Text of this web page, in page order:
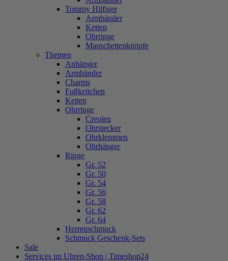
Tommy Hilfiger
Armbänder
Ketten
Ohrringe
Manschettenknöpfe
Themen
Anhänger
Armbänder
Charms
Fußkettchen
Ketten
Ohrringe
Creolen
Ohrstecker
Ohrklemmen
Ohrhänger
Ringe
Gr. 52
Gr. 50
Gr. 54
Gr. 56
Gr. 58
Gr. 62
Gr. 64
Herrenschmuck
Schmuck Geschenk-Sets
Sale
Services im Uhren-Shop | Timeshop24